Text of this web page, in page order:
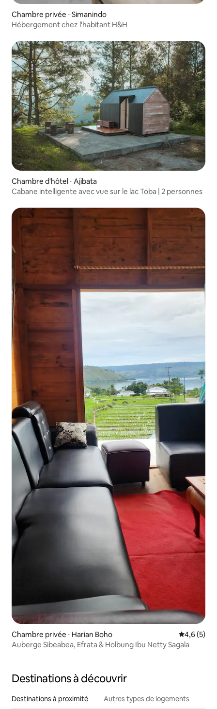
Chambre privée ⋅ Simanindo
Hébergement chez l'habitant H&H
Chambre d'hôtel ⋅ Ajibata
Cabane intelligente avec vue sur le lac Toba | 2 personnes
Chambre privée ⋅ Harian Boho Évaluation
4,6 (5)
Auberge Sibeabea, Efrata & Holbung Ibu Netty Sagala
Destinations à découvrir
Destinations à proximité Autres types de logements